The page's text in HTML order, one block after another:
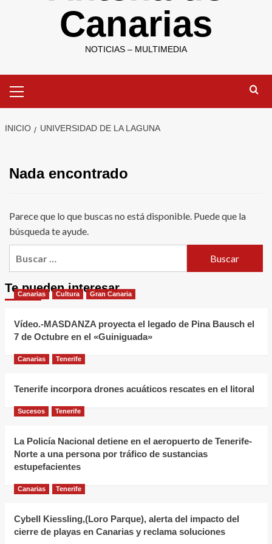
Canarias
NOTICIAS – MULTIMEDIA
primario
INICIO UNIVERSIDAD DE LA LAGUNA
Nada encontrado
Parece que lo que buscas no está disponible. Puede que la
búsqueda te ayude.
Te pueden interesar
Canarias Cultura Gran Canaria
Vídeo.-MASDANZA proyecta el legado de Pina Bausch el
7 de Octubre en el «Guiniguada»
Canarias Tenerife
Tenerife incorpora drones acuáticos rescates en el litoral
Sucesos Tenerife
La Policía Nacional detiene en el aeropuerto de Tenerife-
Norte a una persona por tráfico de sustancias
estupefacientes
Canarias Tenerife
Cybell Kiessling,(Loro Parque), alerta del impacto del
cierre de playas en Canarias y reclama soluciones